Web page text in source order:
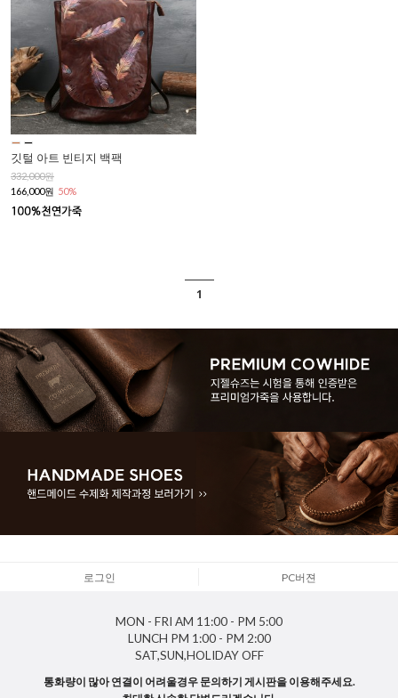
깃털 아트 빈티지 백팩
332,000원
166,000원 50%
1
로그인 PC버젼
MON - FRI AM 11:00 - PM 5:00
LUNCH PM 1:00 - PM 2:00
SAT,SUN,HOLIDAYOFF
통화량이 많아 연결이 어려울경우 문의하기 게시판을 이용해주세요.